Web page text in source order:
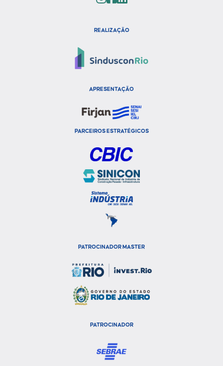
REALIZAÇÃO
APRESENTAÇÃO
PARCEIROS ESTRATÉGICOS
PATROCINADOR MASTER
PATROCINADOR